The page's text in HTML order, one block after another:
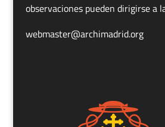
observaciones pueden dirigirse a
webmaster@archimadrid.org